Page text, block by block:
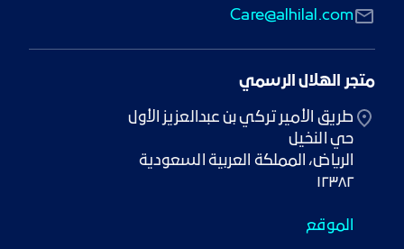
Care@alhilal.com
متجر الهلال الرسمي
حي النخيل
١٢٣٨٢
الموقع